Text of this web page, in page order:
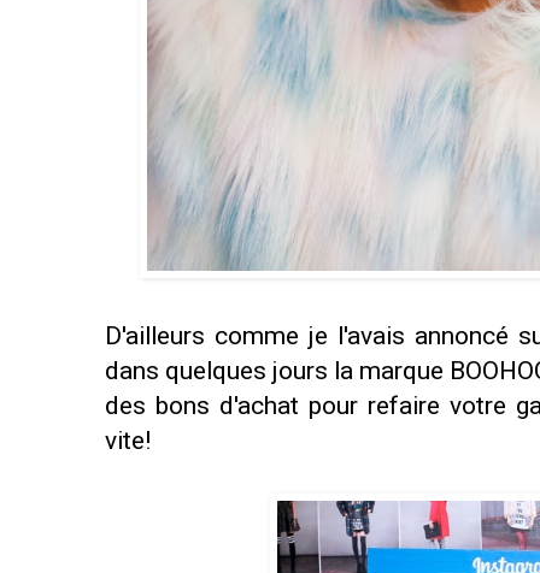
D'ailleurs comme je l'avais annoncé
dans quelques jours la marque
des bons d'achat pour refaire votre
vite!